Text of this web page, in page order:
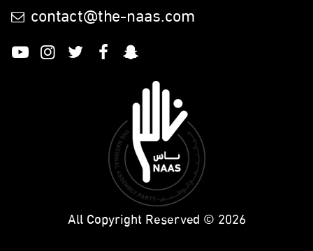
contact@the-naas.com
All Copyright Reserved © 2026